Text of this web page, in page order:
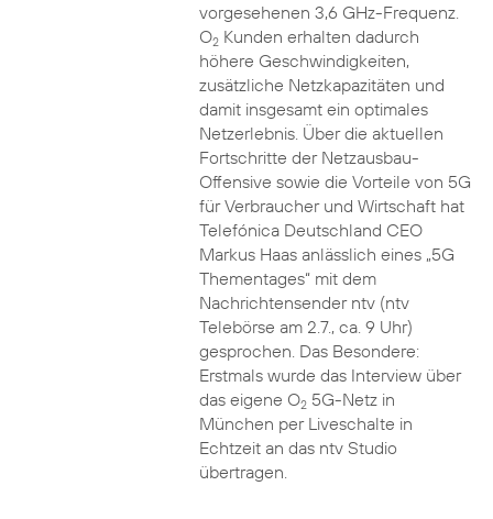
vorgesehenen 3,6 GHz-Frequenz.
O2Kunden erhalten dadurch
höhere Geschwindigkeiten,
zusätzliche Netzkapazitäten und
damit insgesamt ein optimales
Netzerlebnis. Über die aktuellen
Fortschritte der Netzausbau-
Offensive sowie die Vorteile von 5G
für Verbraucher und Wirtschaft hat
Telefónica Deutschland CEO
Markus Haas anlässlich eines „5G
Thementages“ mit dem
Nachrichtensender ntv (ntv
Telebörse am 2.7., ca. 9 Uhr)
gesprochen. Das Besondere:
Erstmals wurde das Interview über
das eigene O25G-Netz in
München per Liveschalte in
Echtzeit an das ntv Studio
übertragen.